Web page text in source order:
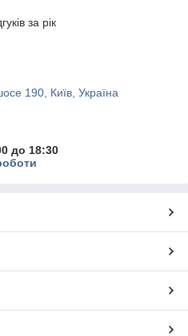
за рік
190, Київ, Україна
до 18:30